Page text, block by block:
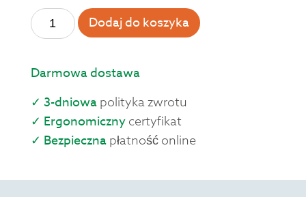
Dodaj do koszyka
Darmowa dostawa
✓ 3-dniowapolityka zwrotu
✓ Ergonomicznycertyfikat
✓ Bezpiecznapłatność online